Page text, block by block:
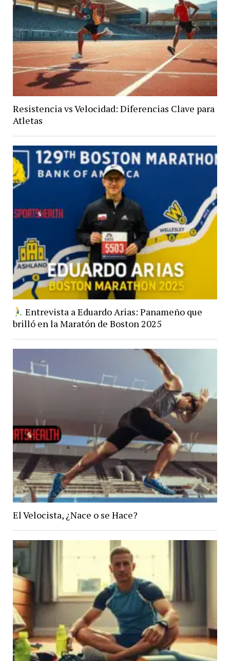
Resistencia vs Velocidad: Diferencias Clave para
Atletas
Entrevista a Eduardo Arias: Panameño que
brilló en la Maratón de Boston 2025
El Velocista, ¿Nace o se Hace?